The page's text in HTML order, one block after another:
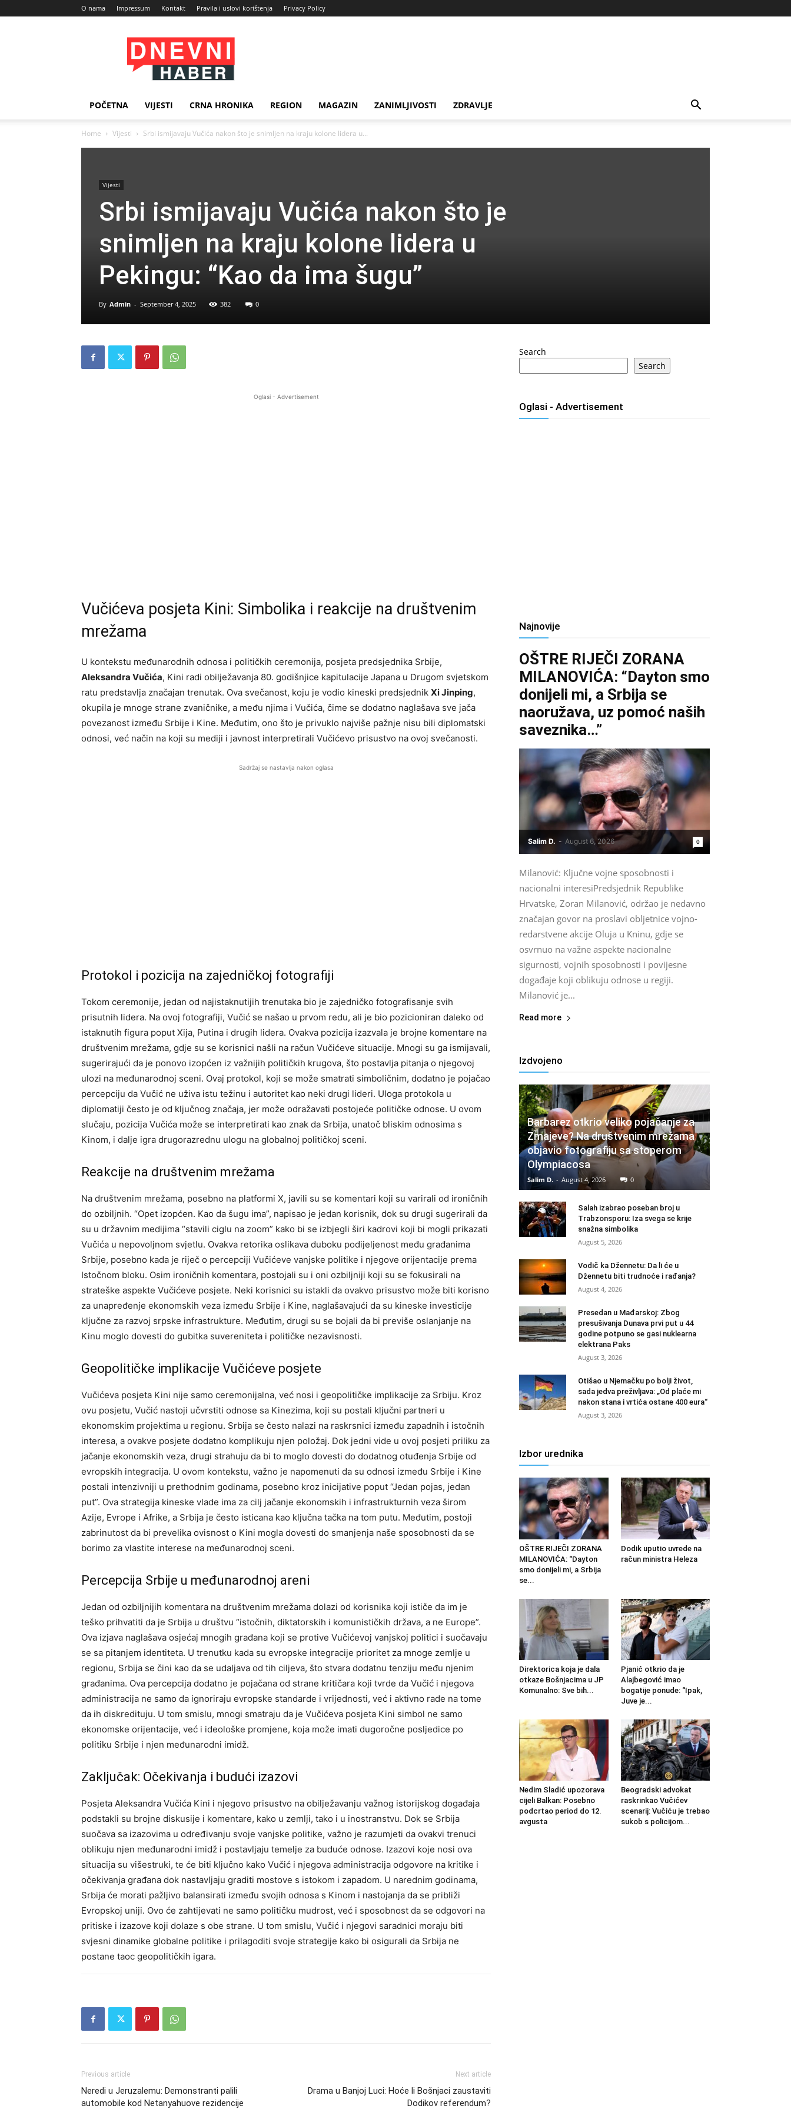
O nama Impressum Kontakt Pravila i uslovi korištenja Privacy Policy
Dnevni
Haber
POČETNA VIJESTI CRNA HRONIKA REGION MAGAZIN ZANIMLJIVOSTI ZDRAVLJE
Home Vijesti Srbi ismijavaju Vučića nakon što je snimljen na kraju kolone lidera u...
Vijesti
Srbi ismijavaju Vučića nakon što je
snimljen na kraju kolone lidera u
Pekingu: “Kao da ima šugu”
By Admin - September 4, 2025 382 0
Oglasi - Advertisement
Vučićeva posjeta Kini: Simbolika i reakcije na društvenim
mrežama
U kontekstu međunarodnih odnosa i političkih ceremonija, posjeta predsjednika Srbije,
Aleksandra Vučića, Kini radi obilježavanja 80. godišnjice kapitulacije Japana u Drugom svjetskom
ratu predstavlja značajan trenutak. Ova svečanost, koju je vodio kineski predsjednik Xi Jinping,
okupila je mnoge strane zvaničnike, a među njima i Vučića, čime se dodatno naglašava sve jača
povezanost između Srbije i Kine. Međutim, ono što je privuklo najviše pažnje nisu bili diplomatski
odnosi, već način na koji su mediji i javnost interpretirali Vučićevo prisustvo na ovoj svečanosti.
Sadržaj se nastavlja nakon oglasa
Protokol i pozicija na zajedničkoj fotografiji
Tokom ceremonije, jedan od najistaknutijih trenutaka bio je zajedničko fotografisanje svih
prisutnih lidera. Na ovoj fotografiji, Vučić se našao u prvom redu, ali je bio pozicioniran daleko od
istaknutih figura poput Xija, Putina i drugih lidera. Ovakva pozicija izazvala je brojne komentare na
društvenim mrežama, gdje su se korisnici našli na račun Vučićeve situacije. Mnogi su ga ismijavali,
sugerirajući da je ponovo izopćen iz važnijih političkih krugova, što postavlja pitanja o njegovoj
ulozi na međunarodnoj sceni. Ovaj protokol, koji se može smatrati simboličnim, dodatno je pojačao
percepciju da Vučić ne uživa istu težinu i autoritet kao neki drugi lideri. Uloga protokola u
diplomatiji često je od ključnog značaja, jer može odražavati postojeće političke odnose. U ovom
slučaju, pozicija Vučića može se interpretirati kao znak da Srbija, unatoč bliskim odnosima s
Kinom, i dalje igra drugorazrednu ulogu na globalnoj političkoj sceni.
Reakcije na društvenim mrežama
Na društvenim mrežama, posebno na platformi X, javili su se komentari koji su varirali od ironičnih
do ozbiljnih. “Opet izopćen. Kao da šugu ima”, napisao je jedan korisnik, dok su drugi sugerirali da
su u državnim medijima “stavili ciglu na zoom” kako bi se izbjegli širi kadrovi koji bi mogli prikazati
Vučića u nepovoljnom svjetlu. Ovakva retorika oslikava duboku podijeljenost među građanima
Srbije, posebno kada je riječ o percepciji Vučićeve vanjske politike i njegove orijentacije prema
Istočnom bloku. Osim ironičnih komentara, postojali su i oni ozbiljniji koji su se fokusirali na
strateške aspekte Vučićeve posjete. Neki korisnici su istakli da ovakvo prisustvo može biti korisno
za unapređenje ekonomskih veza između Srbije i Kine, naglašavajući da su kineske investicije
ključne za razvoj srpske infrastrukture. Međutim, drugi su se bojali da bi previše oslanjanje na
Kinu moglo dovesti do gubitka suvereniteta i političke nezavisnosti.
Geopolitičke implikacije Vučićeve posjete
Vučićeva posjeta Kini nije samo ceremonijalna, već nosi i geopolitičke implikacije za Srbiju. Kroz
ovu posjetu, Vučić nastoji učvrstiti odnose sa Kinezima, koji su postali ključni partneri u
ekonomskim projektima u regionu. Srbija se često nalazi na raskrsnici između zapadnih i istočnih
interesa, a ovakve posjete dodatno komplikuju njen položaj. Dok jedni vide u ovoj posjeti priliku za
jačanje ekonomskih veza, drugi strahuju da bi to moglo dovesti do dodatnog otuđenja Srbije od
evropskih integracija. U ovom kontekstu, važno je napomenuti da su odnosi između Srbije i Kine
postali intenzivniji u prethodnim godinama, posebno kroz inicijative poput “Jedan pojas, jedan
put”. Ova strategija kineske vlade ima za cilj jačanje ekonomskih i infrastrukturnih veza širom
Azije, Evrope i Afrike, a Srbija je često isticana kao ključna tačka na tom putu. Međutim, postoji
zabrinutost da bi prevelika ovisnost o Kini mogla dovesti do smanjenja naše sposobnosti da se
borimo za vlastite interese na međunarodnoj sceni.
Percepcija Srbije u međunarodnoj areni
Jedan od ozbiljnijih komentara na društvenim mrežama dolazi od korisnika koji ističe da im je
teško prihvatiti da je Srbija u društvu “istočnih, diktatorskih i komunističkih država, a ne Europe”.
Ova izjava naglašava osjećaj mnogih građana koji se protive Vučićevoj vanjskoj politici i suočavaju
se sa pitanjem identiteta. U trenutku kada su evropske integracije prioritet za mnoge zemlje u
regionu, Srbija se čini kao da se udaljava od tih ciljeva, što stvara dodatnu tenziju među njenim
građanima. Ova percepcija dodatno je pojačana od strane kritičara koji tvrde da Vučić i njegova
administracija ne samo da ignoriraju evropske standarde i vrijednosti, već i aktivno rade na tome
da ih diskredituju. U tom smislu, mnogi smatraju da je Vučićeva posjeta Kini simbol ne samo
ekonomske orijentacije, već i ideološke promjene, koja može imati dugoročne posljedice po
politiku Srbije i njen međunarodni imidž.
Zaključak: Očekivanja i budući izazovi
Posjeta Aleksandra Vučića Kini i njegovo prisustvo na obilježavanju važnog istorijskog događaja
podstakli su brojne diskusije i komentare, kako u zemlji, tako i u inostranstvu. Dok se Srbija
suočava sa izazovima u određivanju svoje vanjske politike, važno je razumjeti da ovakvi trenuci
oblikuju njen međunarodni imidž i postavljaju temelje za buduće odnose. Izazovi koje nosi ova
situacija su višestruki, te će biti ključno kako Vučić i njegova administracija odgovore na kritike i
očekivanja građana dok nastavljaju graditi mostove s istokom i zapadom. U narednim godinama,
Srbija će morati pažljivo balansirati između svojih odnosa s Kinom i nastojanja da se približi
Evropskoj uniji. Ovo će zahtijevati ne samo političku mudrost, već i sposobnost da se odgovori na
pritiske i izazove koji dolaze s obe strane. U tom smislu, Vučić i njegovi saradnici moraju biti
svjesni dinamike globalne politike i prilagoditi svoje strategije kako bi osigurali da Srbija ne
postane taoc geopolitičkih igara.
Previous article
Neredi u Jeruzalemu: Demonstranti palili
automobile kod Netanyahuove rezidencije
Next article
Drama u Banjoj Luci: Hoće li Bošnjaci zaustaviti
Dodikov referendum?
Search
Search
Oglasi - Advertisement
Najnovije
OŠTRE RIJEČI ZORANA
MILANOVIĆA: “Dayton smo
donijeli mi, a Srbija se
naoružava, uz pomoć naših
saveznika…”
Salim D. - August 6, 2026 0
Milanović: Ključne vojne sposobnosti i
nacionalni interesiPredsjednik Republike
Hrvatske, Zoran Milanović, održao je nedavno
značajan govor na proslavi obljetnice vojno-
redarstvene akcije Oluja u Kninu, gdje se
osvrnuo na važne aspekte nacionalne
sigurnosti, vojnih sposobnosti i povijesne
događaje koji oblikuju odnose u regiji.
Milanović je...
Read more
Izdvojeno
Barbarez otkrio veliko pojačanje za
Zmajeve? Na društvenim mrežama
objavio fotografiju sa stoperom
Olympiacosa
Salim D. - August 4, 2026 0
Salah izabrao poseban broj u
Trabzonsporu: Iza svega se krije
snažna simbolika
August 5, 2026
Vodič ka Džennetu: Da li će u
Džennetu biti trudnoće i rađanja?
August 4, 2026
Presedan u Mađarskoj: Zbog
presušivanja Dunava prvi put u 44
godine potpuno se gasi nuklearna
elektrana Paks
August 3, 2026
Otišao u Njemačku po bolji život,
sada jedva preživljava: „Od plaće mi
nakon stana i vrtića ostane 400 eura“
August 3, 2026
Izbor urednika
OŠTRE RIJEČI ZORANA
MILANOVIĆA: “Dayton
smo donijeli mi, a Srbija
se...
Dodik uputio uvrede na
račun ministra Heleza
Direktorica koja je dala
otkaze Bošnjacima u JP
Komunalno: Sve bih...
Pjanić otkrio da je
Alajbegović imao
bogatije ponude: “Ipak,
Juve je...
Nedim Sladić upozorava
cijeli Balkan: Posebno
podcrtao period do 12.
avgusta
Beogradski advokat
raskrinkao Vučićev
scenarij: Vučiću je trebao
sukob s policijom...